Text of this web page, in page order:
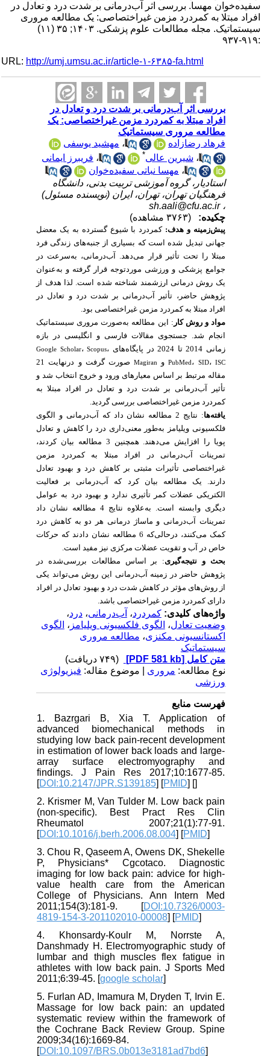
سفیده‌خوان مهسا. بررسی اثر آب‌درمانی بر شدت درد و تعادل در
افراد مبتلا به کمردرد مزمن غیراختصاصی: یک مطالعه مروری
سیستماتیک. مجله مطالعات علوم پزشکی. ۱۴۰۳; ۳۵ (۱۱)
URL:http://umj.umsu.ac.ir/article-۱-۶۳۸۵-fa.html
بررسی اثر آب‌درمانی بر شدت درد و تعادل در
افراد مبتلا به کمردرد مزمن غیراختصاصی: یک
مطالعه مروری سیستماتیک
فرهاد رضازاده
،مهشید یوسفی
،شیرین عالی ،فریبرز ایمانی
،مهسا نباتی سفیده‌خوان
استادیار، گروه آموزشی تربیت بدنی، دانشگاه
فرهنگیان تهران، تهران، ایران (نویسنده مسئول)
sh.aali@cfu.ac.ir
چکیده:
پیش‌زمینه و هدف:کمردرد با شیوع گسترده به یک معضل
جهانی تبدیل شده است که بسیاری از جنبه‌های زندگی فرد
مبتلا را تحت تأثیر قرار می‌دهد. آب‌درمانی، به‌سرعت در
جوامع پزشکی و ورزشی موردتوجه قرار گرفته و به‌عنوان
یک روش درمانی ارزشمند شناخته شده است. لذا هدف از
پژوهش حاضر، تأثیر آب‌درمانی بر شدت درد و تعادل در
افراد مبتلا به کمردرد مزمن غیراختصاصی بود.
مواد و روش‌ کار: ا ین مطالعه به‌صورت مروری سیستماتیک
انجام شد. جستجوی مقالات فارسی و انگلیسی در بازه
زمانی 2014 تا 2024 در پایگاه‌های
Google Scholar،Scopus،
PubMed،SID،ISC و Magiran
صورت گرفت و درنهایت 21
مقاله مرتبط بر اساس معیارهای ورود و خروج انتخاب شد و
تأثیر آب‌درمانی بر شدت درد و تعادل در افراد مبتلا به
کمردرد مزمن غیراختصاصی بررسی گردید.
یافته‌ها:نتایج2 مطالعه
نشان داد که آب‌درمانی و الگوی
فلکسیونی ویلیامز به‌طور معنی‌داری درد را کاهش و تعادل
پویا را افزایش می‌دهند. همچنین 3 مطالعه بیان کردند،
تمرینات آب‌درمانی در افراد مبتلا به کمردرد مزمن
غیراختصاصی تأثیرات مثبتی بر کاهش درد و بهبود تعادل
دارند. یک مطالعه بیان کرد که آب‌درمانی بر فعالیت
الکتریکی عضلات کمر تأثیری ندارد و بهبود درد به عوامل
دیگری وابسته است. به‌علاوه نتایج 4 مطالعه نشان داد
تمرینات آب‌درمانی و ماساژ درمانی هر دو به کاهش درد
کمک می‌کنند، درحالی‌که 6 مطالعه نشان دادند که حرکات
خاص در آب و تقویت عضلات مرکزی نیز مفید است.
بحث و نتیجه‌گیری : بر اساس مطالعات بررسی‌شده در
پژوهش حاضر در زمینه آب‌درمانی این روش می‌تواند یکی
از روش‌های مؤثر در کاهش شدت درد و بهبود تعادل در افراد
دارای کمردرد مزمن غیراختصاصی ‌باشد.
واژه‌های کلیدی:کمردرد ،آب‌درمانی،درد ،
وضعیت تعادل،الگوی فلکسیونی ویلیامز، الگوی
اکستانسیونی مکنزی،مطالعه مروری
سیستماتیک
متن کامل[PDF 581 kb]
نوع مطالعه:مروری| موضوع مقاله:فیزیولوژی
ورزشی
فهرست منابع
1. Bazrgari B, Xia T. Application of
advanced biomechanical methods in
studying low back pain-recent development
in estimation of lower back loads and large-
array surface electromyography and
findings. J Pain Res 2017;10:1677-85.
[DOI:10.2147/JPR.S139185] [PMID] [
2. Krismer M, Van Tulder M. Low back pain
(non-specific). Best Pract Res Clin
Rheumatol 2007;21(1):77-91.
[DOI:10.1016/j.berh.2006.08.004] [PMID
3. Chou R, Qaseem A, Owens DK, Shekelle
P, Physicians* Cgcotaco. Diagnostic
imaging for low back pain: advice for high-
value health care from the American
College of Physicians. Ann Intern Med
2011;154(3):181-9. [DOI:10.7326/0003-
4819-154-3-201102010-00008] [PMID
4. Khonsardy-Koulr M, Norrste A,
Danshmady H. Electromyographic study of
lumbar and thigh muscles flex fatigue in
athletes with low back pain. J Sports Med
2011;6:39-45. [google scholar
5. Furlan AD, Imamura M, Dryden T, Irvin E.
Massage for low back pain: an updated
systematic review within the framework of
the Cochrane Back Review Group. Spine
2009;34(16):1669-84.
[DOI:10.1097/BRS.0b013e3181ad7bd6